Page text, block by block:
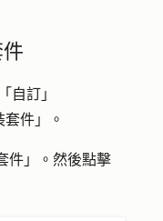
自訂 」
套件 」。
件 」。然後點擊